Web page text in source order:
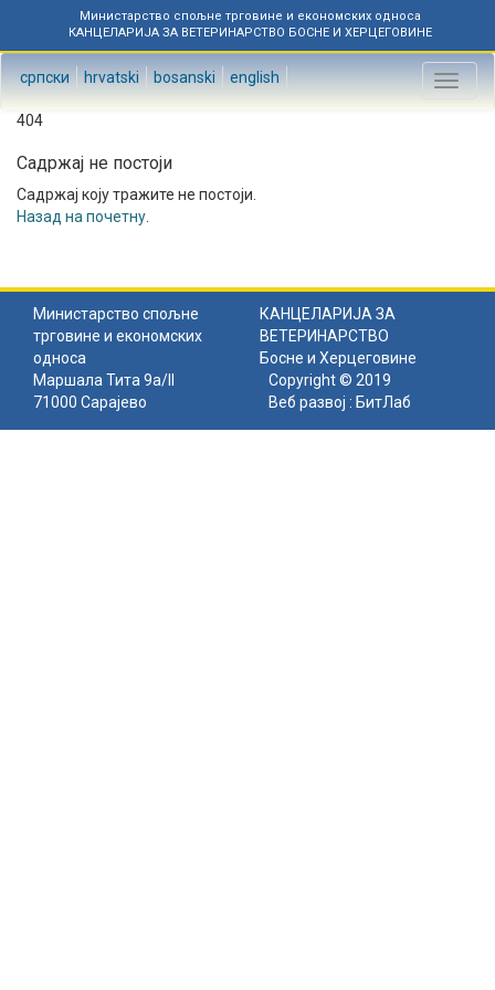
Министарство спољне трговине и економских односа
КАНЦЕЛАРИЈА ЗА ВЕТЕРИНАРСТВО БОСНЕ И ХЕРЦЕГОВИНЕ
српски hrvatski bosanski english
Toggle
404
Садржај не постоји
Садржај коју тражите не постоји.
Назад на почетну
Министарство спољне
трговине и економских
односа
КАНЦЕЛАРИЈА ЗА
ВЕТЕРИНАРСТВО
Босне и Херцеговине
Маршала Тита 9а/II
71000 Сарајево
Copyright © 2019
Веб развој : БитЛаб